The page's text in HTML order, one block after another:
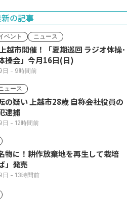
の記事
ベント ニュース
越市開催！「夏期巡回 ラジオ体操･
操会」今月16日(日)
日 - 9時間前
ュース
の疑い 上越市28歳 自称会社役員の
逮捕
日 - 12時間前
物に！耕作放棄地を再生して栽培
」発売
日 - 13時間前